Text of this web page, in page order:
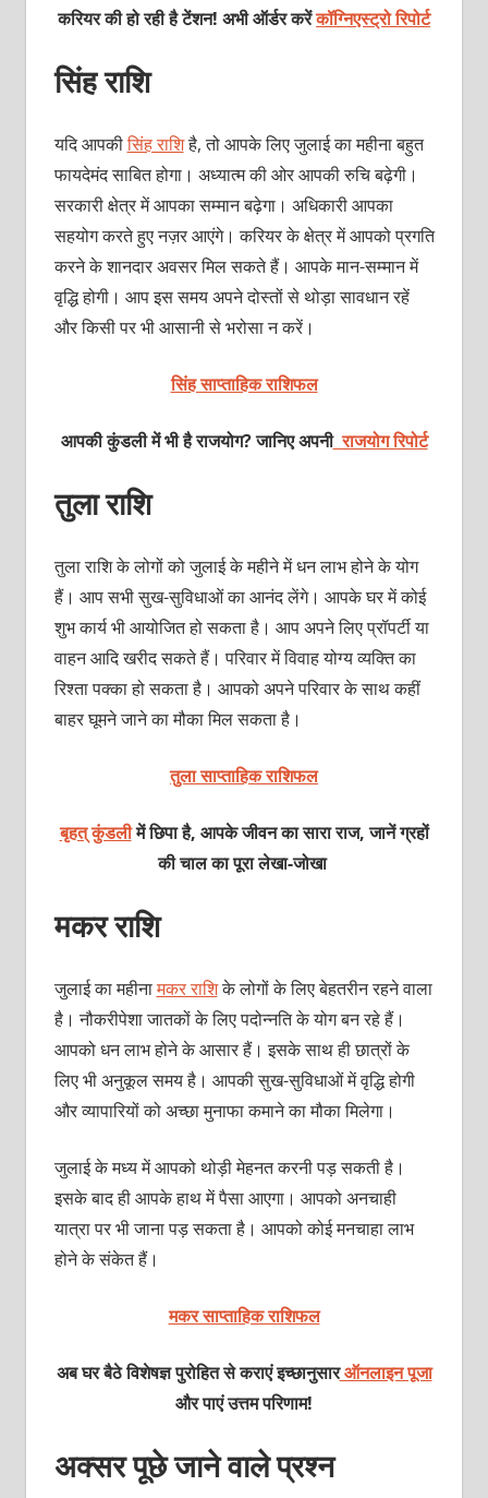
करियर की हो रही है टेंशन! अभी ऑर्डर करेंकॉग्निएस्ट्रो रिपोर्ट
सिंह राशि
यदि आपकीसिंह राशिहै, तो आपके लिए जुलाई का महीना बहुत
फायदेमंद साबित होगा। अध्‍यात्‍म की ओर आपकी रुचि बढ़ेगी।
सरकारी क्षेत्र में आपका सम्‍मान बढ़ेगा। अधिकारी आपका
सहयोग करते हुए नज़र आएंगे। करियर के क्षेत्र में आपको प्रगति
करने के शानदार अवसर मिल सकते हैं। आपके मान-सम्‍मान में
वृद्धि होगी। आप इस समय अपने दोस्‍तों से थोड़ा सावधान रहें
और किसी पर भी आसानी से भरोसा न करें।
सिंह साप्ताहिक राशिफल
आपकी कुंडली में भी है राजयोग? जानिए अपनीराजयोग रिपोर्ट
तुला राशि
तुला राशि के लोगों को जुलाई के महीने में धन लाभ होने के योग
हैं। आप सभी सुख-सुविधाओं का आनंद लेंगे। आपके घर में कोई
शुभ कार्य भी आयोजित हो सकता है। आप अपने लिए प्रॉपर्टी या
वाहन आदि खरीद सकते हैं। परिवार में विवाह योग्‍य व्‍यक्‍ति का
रिश्‍ता पक्‍का हो सकता है। आपको अपने परिवार के साथ कहीं
बाहर घूमने जाने का मौका मिल सकता है।
तुला साप्ताहिक राशिफल
बृहत् कुंडलीमें छिपा है, आपके जीवन का सारा राज, जानें ग्रहों
की चाल का पूरा लेखा-जोखा
मकर राशि
जुलाई का महीनामकर राशिके लोगों के लिए बेहतरीन रहने वाला
है। नौकरीपेशा जातकों के लिए पदोन्‍नति के योग बन रहे हैं।
आपको धन लाभ होने के आसार हैं। इसके साथ ही छात्रों के
लिए भी अनुकूल समय है। आपकी सुख-सुविधाओं में वृद्धि होगी
और व्‍यापारियों को अच्‍छा मुनाफा कमाने का मौका मिलेगा।
जुलाई के मध्‍य में आपको थोड़ी मेहनत करनी पड़ सकती है।
इसके बाद ही आपके हाथ में पैसा आएगा। आपको अनचाही
यात्रा पर भी जाना पड़ सकता है। आपको कोई मनचाहा लाभ
होने के संकेत हैं।
मकर साप्ताहिक राशिफल
अब घर बैठे विशेषज्ञ पुरोहित से कराएं इच्छानुसारऑनलाइन पूजा
और पाएं उत्तम परिणाम!
अक्‍सर पूछे जाने वाले प्रश्‍न